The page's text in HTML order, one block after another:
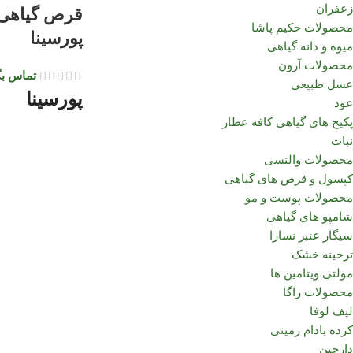
زعفران
محصولات حکیم پاشا
میوه و دانه گیاهی
محصولات آرون
عسل طبیعی
عود
پکیج های گیاهی کافه عطار
نبات
محصولات والنسی
کپسول و قرص های گیاهی
محصولات پوست و مو
شامپو های گیاهی
سیگار عنبر نسارا
ترخینه خشک
مولتی ویتامین ها
محصولات راگا
لیف لوفا
کرده بادام زمینی
دارچین
قرص
پورسینا
تماس
پورسینا